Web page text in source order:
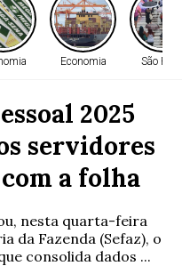
Economia São
2025
servidores
a folha
nesta quarta-feira
da Fazenda (Sefaz), o
consolida dados ...